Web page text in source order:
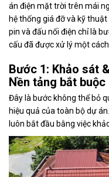
án điện mặt trời trên mái
hệ thống giá đỡ và kỹ
pin và đấu nối điện chỉ là
cấu đã được xử lý một cách
Bước 1: Khảo sát
Nền tảng bắt buộc
Đây là bước không thể bỏ
hiệu quả của toàn bộ dự
luôn bắt đầu bằng việc